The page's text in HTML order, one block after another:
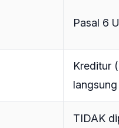
Pasal 6
Kreditur
TIDAK